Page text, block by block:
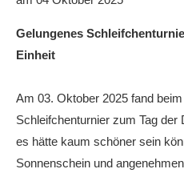
Mitgliedschaft
Die Geschichte
Gelungenes
Einheit
Am 03. Oktober 2025 fand
Schleifchenturnier zum Tag
es hätte kaum schöner sein
Sonnenschein und